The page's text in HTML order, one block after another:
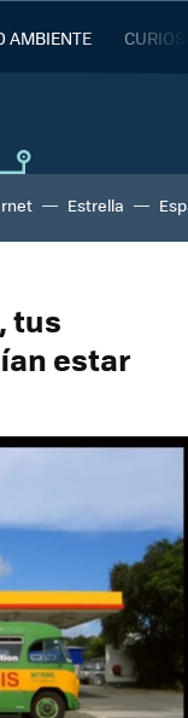
AMBIENTE
Estrella
tus
estar